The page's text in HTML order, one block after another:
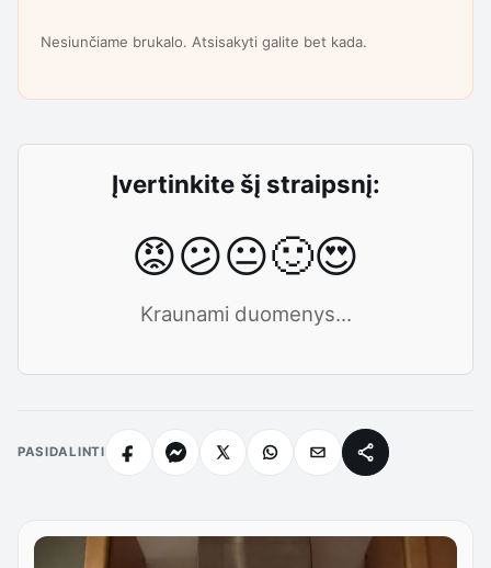
Nesiunčiame brukalo. Atsisakyti galite bet kada.
Įvertinkite šį straipsnį:
😡😕😐🙂😍
Kraunami duomenys...
PASIDALINTI